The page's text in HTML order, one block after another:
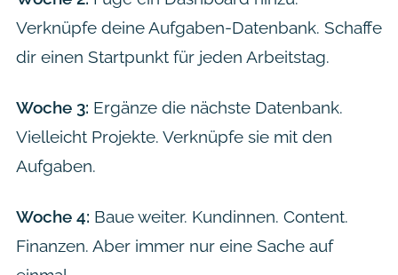
Verknüpfe deine Aufgaben-Datenbank. Schaffe
dir einen Startpunkt für jeden Arbeitstag.
Woche 3: Ergänze die nächste Datenbank.
Vielleicht Projekte. Verknüpfe sie mit den
Aufgaben.
Woche 4: Baue weiter. Kundinnen. Content.
Finanzen. Aber immer nur eine Sache auf